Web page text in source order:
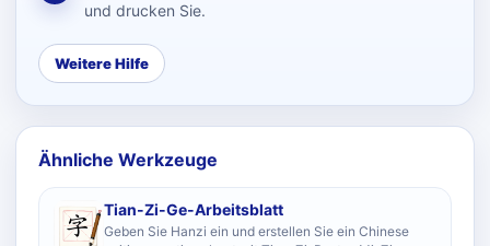
und drucken Sie.
Weitere Hilfe
Ähnliche Werkzeuge
Tian-Zi-Ge-Arbeitsblatt
Geben Sie Hanzi ein und erstellen Sie ein Chinese